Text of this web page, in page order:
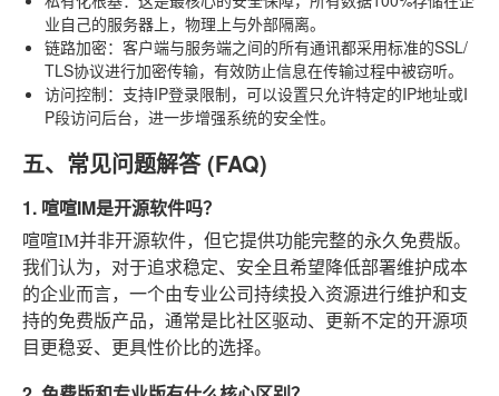
业自己的服务器上，物理上与外部隔离。
链路加密：客户端与服务端之间的所有通讯都采用标准的SSL/
TLS协议进行加密传输，有效防止信息在传输过程中被窃听。
访问控制：支持IP登录限制，可以设置只允许特定的IP地址或I
P段访问后台，进一步增强系统的安全性。
五、常见问题解答 (FAQ)
1. 喧喧IM是开源软件吗？
喧喧IM并非开源软件，但它提供功能完整的永久免费版。
我们认为，对于追求稳定、安全且希望降低部署维护成本
的企业而言，一个由专业公司持续投入资源进行维护和支
持的免费版产品，通常是比社区驱动、更新不定的开源项
目更稳妥、更具性价比的选择。